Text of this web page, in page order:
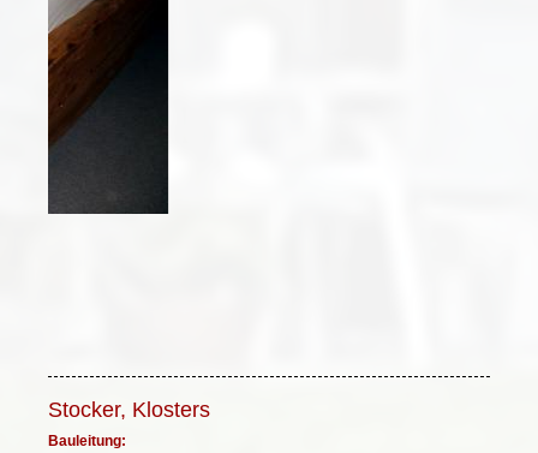
Stocker, Klosters
Bauleitung: